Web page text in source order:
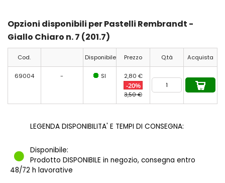
Opzioni disponibili per Pastelli Rembrandt -
Giallo Chiaro n. 7 (201.7)
Cod. Disponibile Prezzo Q.tà Acquista
69004 - SI 2,80 €
-20%
3,50 €
LEGENDA DISPONIBILITA' E TEMPI DI CONSEGNA:
Disponibile:
Prodotto DISPONIBILE in negozio, consegna entro
48/72 h lavorative